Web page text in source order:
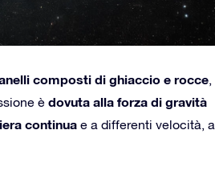
composti di ghiaccio e rocce,
è dovuta alla forza di gravità
continua e a differenti velocità, a